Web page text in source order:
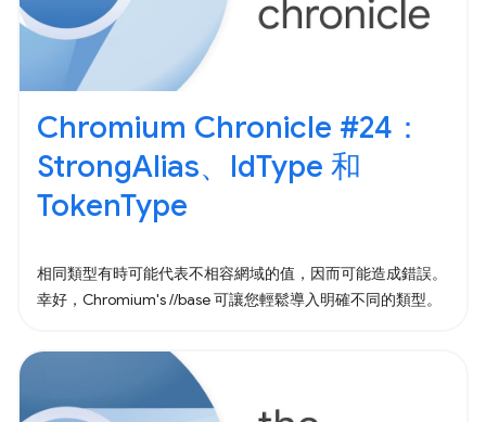
Chromium Chronicle #24：
StrongAlias、IdType 和
TokenType
相同類型有時可能代表不相容網域的值，因而可能造成錯誤。
幸好，Chromium's //base 可讓您輕鬆導入明確不同的類型。